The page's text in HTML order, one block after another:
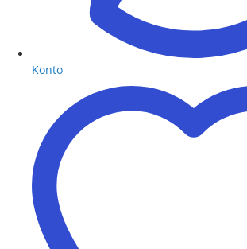
Konto